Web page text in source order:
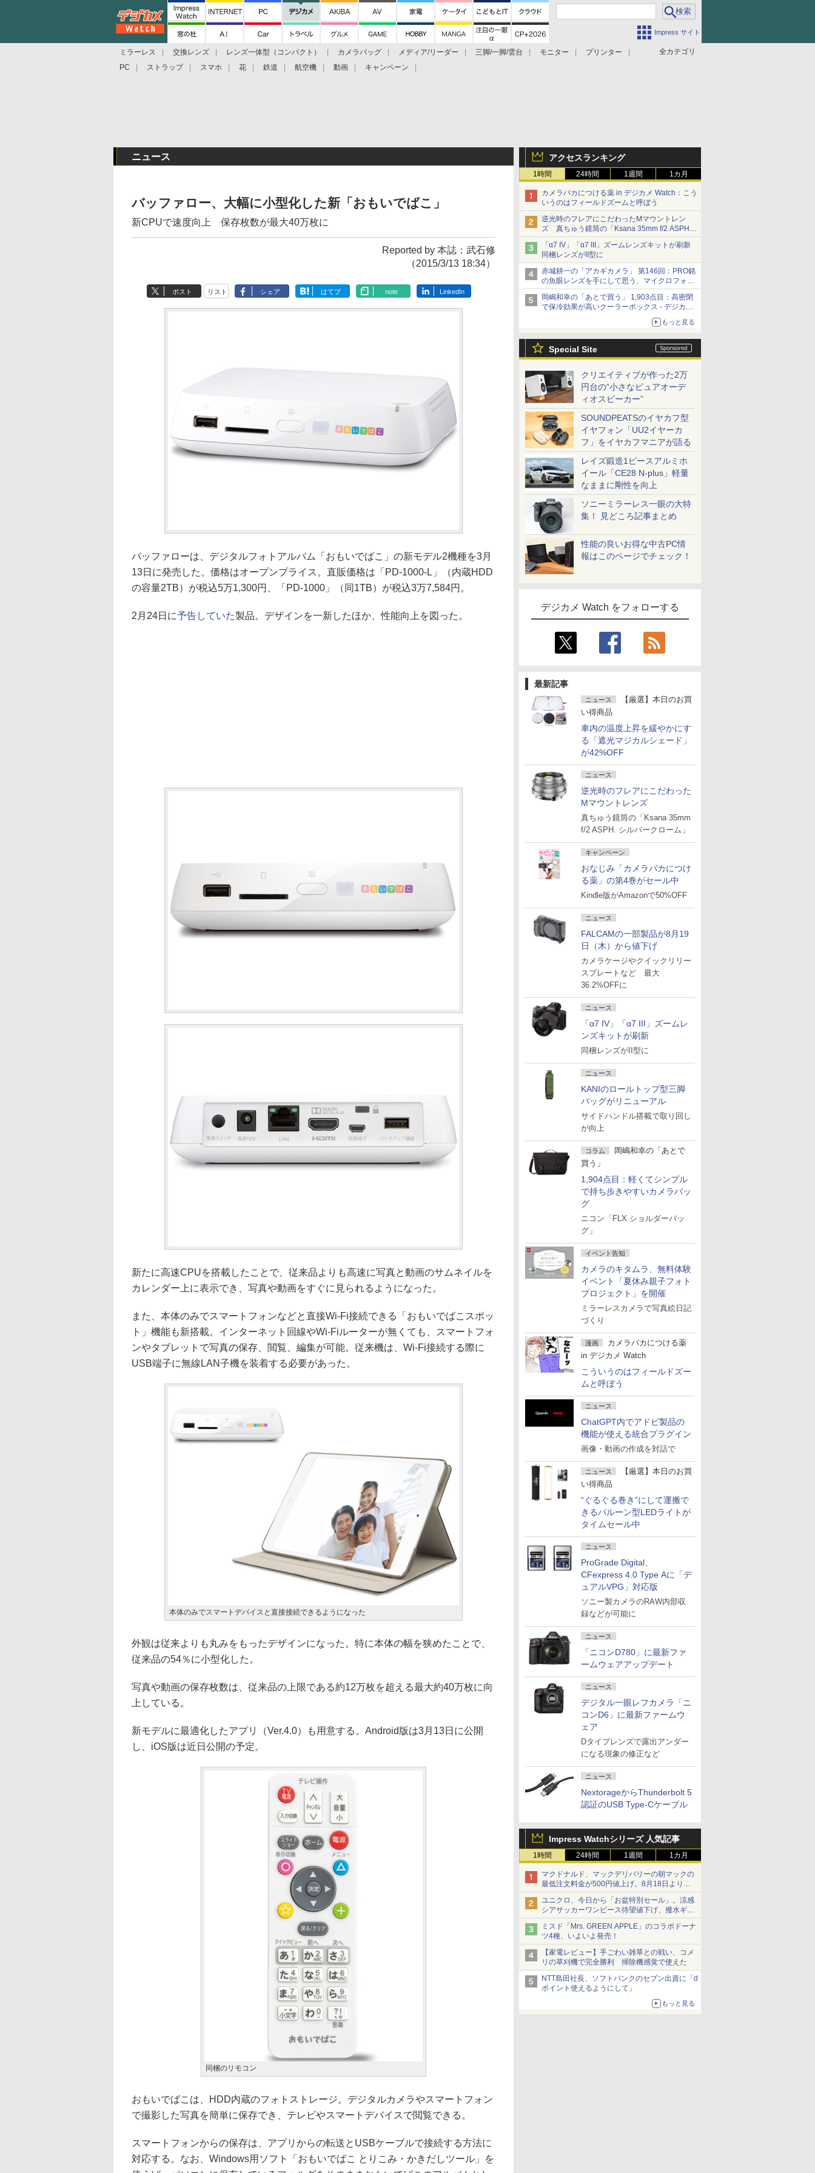
Impress サイト
全カテゴリ
ミラーレス 交換レンズ レンズ一体型（コンパクト） カメラバッグ メディア/リーダー 三脚/一脚/雲台 モニター
プリンター
PC
ストラップ スマホ 花 鉄道 航空機 動画 キャンペーン
アクセスランキング
1時間 24時間 1週間 1カ月
カメラバカにつける薬 in デジカメ Watch：こう
いうのはフィールドズームと呼ぼう
逆光時のフレアにこだわったMマウントレン
ズ 真ちゅう鏡筒の「Ksana 35mm f/2 ASPH.
シルバークローム」
「α7 IV」「α7 III」ズームレンズキットが刷新
同梱レンズがII型に
赤城耕一の「アカギカメラ」 第146回：PRO銘
の魚眼レンズを手にして思う、マイクロフォー
サーズへの期待と可能性
岡嶋和幸の「あとで買う」 1,903点目：高密閉
で保冷効果が高いクーラーボックス - デジカメ
もっと見る
Special Site
クリエイティブが作った2万
円台の“小さなピュアオーデ
ィオスピーカー”
SOUNDPEATSのイヤカフ型
イヤフォン「UU2イヤーカ
フ」をイヤカフマニアが語る
レイズ鍛造1ピースアルミホ
イール「CE28 N-plus」軽量
なままに剛性を向上
ソニーミラーレス一眼の大特
集！ 見どころ記事まとめ
性能の良いお得な中古PC情
報はこのページでチェック！
デジカメ Watch をフォローする
最新記事
ニュース
【厳選】本日のお買
い得商品
車内の温度上昇を緩やかにす
る「遮光マジカルシェード」
が42%OFF
ニュース
逆光時のフレアにこだわった
Mマウントレンズ
真ちゅう鏡筒の「Ksana 35mm
f/2 ASPH. シルバークローム」
キャンペーン
おなじみ「カメラバカにつけ
る薬」の第4巻がセール中
Kindle版がAmazonで50%OFF
ニュース
FALCAMの一部製品が8月19
日（木）から値下げ
カメラケージやクイックリリー
スプレートなど 最大
36.2%OFFに
ニュース
「α7 IV」「α7 III」ズームレ
ンズキットが刷新
同梱レンズがII型に
ニュース
KANIのロールトップ型三脚
バッグがリニューアル
サイドハンドル搭載で取り回し
が向上
コラム
岡嶋和幸の「あとで
買う」
1,904点目：軽くてシンプル
で持ち歩きやすいカメラバッ
グ
ニコン「FLX ショルダーバッ
グ」
イベント告知
カメラのキタムラ、無料体験
イベント「夏休み親子フォト
プロジェクト」を開催
ミラーレスカメラで写真絵日記
づくり
漫画
カメラバカにつける薬
in デジカメ Watch
こういうのはフィールドズー
ムと呼ぼう
ニュース
ChatGPT内でアドビ製品の
機能が使える統合プラグイン
画像・動画の作成を対話で
ニュース
【厳選】本日のお買
い得商品
“ぐるぐる巻き”にして運搬で
きるバルーン型LEDライトが
タイムセール中
ニュース
ProGrade Digital、
CFexpress 4.0 Type Aに「デ
ュアルVPG」対応版
ソニー製カメラのRAW内部収
録などが可能に
ニュース
「ニコンD780」に最新ファ
ームウェアアップデート
ニュース
デジタル一眼レフカメラ「ニ
コンD6」に最新ファームウ
ェア
Dタイプレンズで露出アンダー
になる現象の修正など
ニュース
NextorageからThunderbolt 5
認証のUSB Type-Cケーブル
Impress Watchシリーズ 人気記事
1時間 24時間 1週間 1カ月
マクドナルド、マックデリバリーの朝マックの
最低注文料金が500円値上げ。8月18日より
1,500円から受付
ユニクロ、今日から「お盆特別セール」。涼感
シアサッカーワンピース待望値下げ、撥水ギア
ショーツは1990円に
ミスド「Mrs. GREEN APPLE」のコラボドーナ
ツ4種、いよいよ発売！
【家電レビュー】手ごわい雑草との戦い、コメ
リの草刈機で完全勝利 掃除機感覚で使えた
NTT島田社長、ソフトバンクのセブン出資に「d
ポイント使えるようにして」
もっと見る
ニュース
バッファロー、大幅に小型化した新「おもいでばこ」
新CPUで速度向上 保存枚数が最大40万枚に
Reported by 本誌：武石修
（2015/3/13 18:34）
ポスト リスト シェア はてブ note LinkedIn
バッファローは、デジタルフォトアルバム「おもいでばこ」の新モデル2機種を3月
13日に発売した。価格はオープンプライス。直販価格は「PD-1000-L」（内蔵HDD
の容量2TB）が税込5万1,300円、「PD-1000」（同1TB）が税込3万7,584円。
2月24日に予告していた製品。デザインを一新したほか、性能向上を図った。
新たに高速CPUを搭載したことで、従来品よりも高速に写真と動画のサムネイルを
カレンダー上に表示でき、写真や動画をすぐに見られるようになった。
また、本体のみでスマートフォンなどと直接Wi-Fi接続できる「おもいでばこスポッ
ト」機能も新搭載。インターネット回線やWi-Fiルーターが無くても、スマートフォ
ンやタブレットで写真の保存、閲覧、編集が可能。従来機は、Wi-Fi接続する際に
USB端子に無線LAN子機を装着する必要があった。
本体のみでスマートデバイスと直接接続できるようになった
外観は従来よりも丸みをもったデザインになった。特に本体の幅を狭めたことで、
従来品の54％に小型化した。
写真や動画の保存枚数は、従来品の上限である約12万枚を超える最大約40万枚に向
上している。
新モデルに最適化したアプリ（Ver.4.0）も用意する。Android版は3月13日に公開
し、iOS版は近日公開の予定。
同梱のリモコン
おもいでばこは、HDD内蔵のフォトストレージ。デジタルカメラやスマートフォン
で撮影した写真を簡単に保存でき、テレビやスマートデバイスで閲覧できる。
スマートフォンからの保存は、アプリからの転送とUSBケーブルで接続する方法に
対応する。なお、Windows用ソフト「おもいでばこ とりこみ・かきだしツール」を